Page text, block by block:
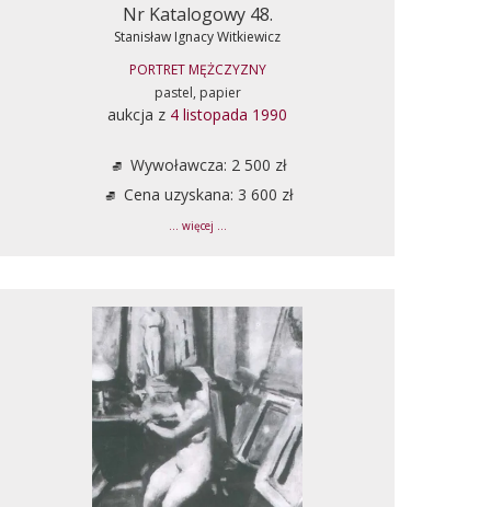
Nr Katalogowy 48.
Stanisław Ignacy Witkiewicz
PORTRET MĘŻCZYZNY
pastel, papier
aukcja z 4 listopada 1990
Wywoławcza: 2 500 zł
Cena uzyskana: 3 600 zł
... więcej ...